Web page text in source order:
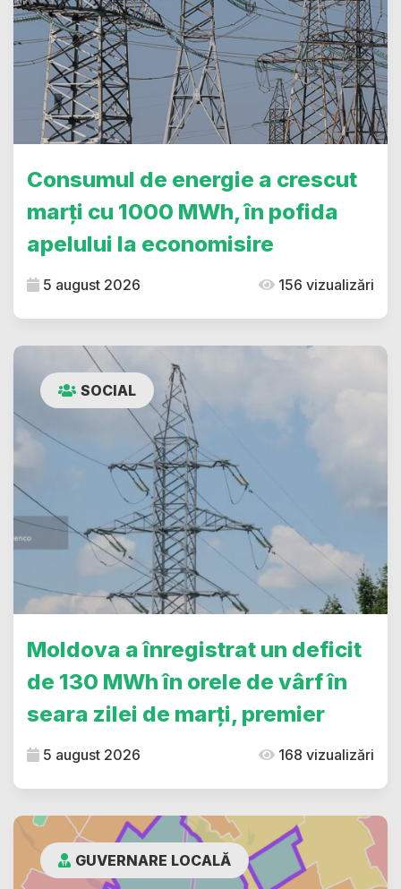
Consumul de energie a crescut
marți cu 1000 MWh, în pofida
apelului la economisire
5 august 2026 156 vizualizări
SOCIAL
Moldova a înregistrat un deficit
de 130 MWh în orele de vârf în
seara zilei de marți, premier
5 august 2026 168 vizualizări
GUVERNARE LOCALĂ